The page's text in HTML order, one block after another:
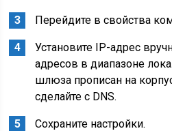
Перейдите в свойства
Установите IP-адрес
адресов в диапазоне
шлюза прописан на
сделайте с DNS.
Сохраните настройки.